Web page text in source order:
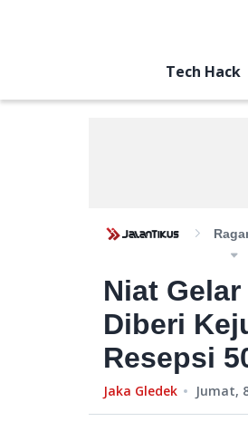
Tech Hack
Niat
Diberi
Resepsi
Jaka Gledek Jumat,